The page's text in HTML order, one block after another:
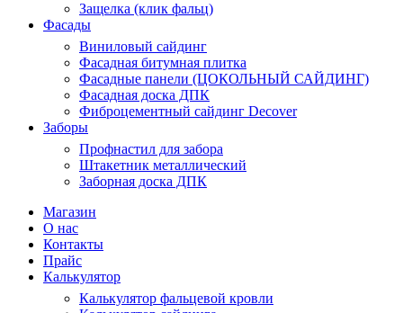
Защелка (клик фальц)
Фасады
Виниловый сайдинг
Фасадная битумная плитка
Фасадные панели (ЦОКОЛЬНЫЙ САЙДИНГ)
Фасадная доска ДПК
Фиброцементный сайдинг Decover
Заборы
Профнастил для забора
Штакетник металлический
Заборная доска ДПК
Магазин
О нас
Контакты
Прайс
Калькулятор
Калькулятор фальцевой кровли